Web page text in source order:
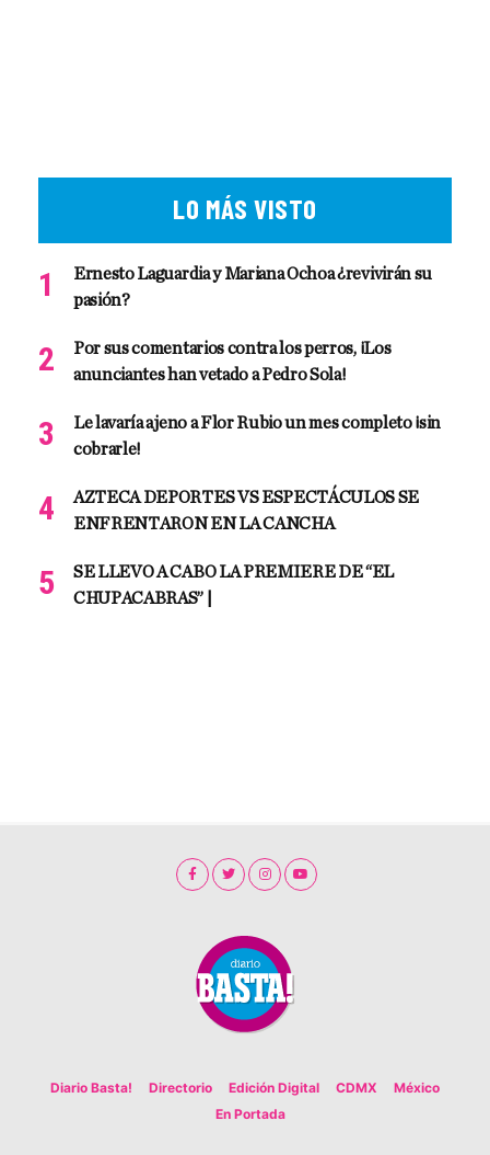
LO MÁS VISTO
Ernesto Laguardia y Mariana Ochoa ¿revivirán su
pasión?
Por sus comentarios contra los perros, ¡Los
anunciantes han vetado a Pedro Sola!
Le lavaría ajeno a Flor Rubio un mes completo ¡sin
cobrarle!
AZTECA DEPORTES VS ESPECTÁCULOS SE
ENFRENTARON EN LA CANCHA
SE LLEVO A CABO LA PREMIERE DE “EL
CHUPACABRAS” |
Diario Basta! Directorio Edición Digital CDMX
México
En Portada